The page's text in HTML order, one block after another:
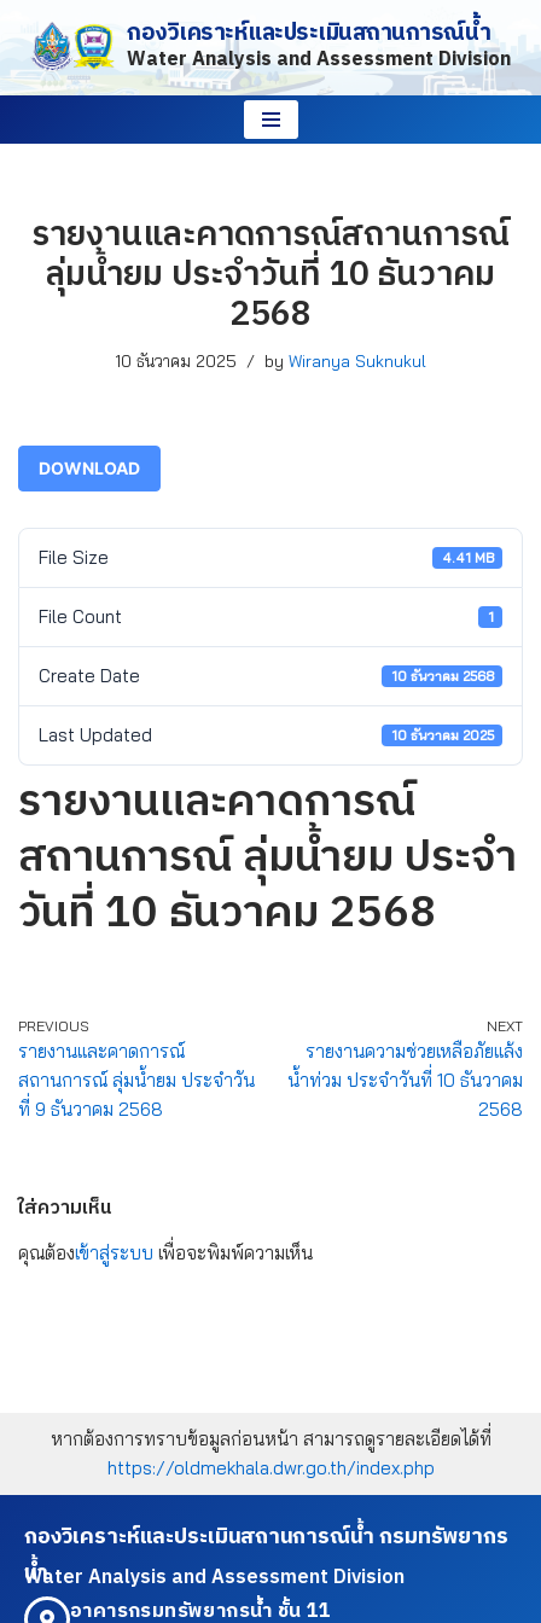
Skip
to
กองวิเคราะห์และประเมินสถานการณ์น้ำ
Water Analysis and Assessment Division
รายงานและคาดการณ์สถานการณ์
ลุ่มน้ำยม ประจำวันที่ 10 ธันวาคม
2568
10 ธันวาคม 2025 by Wiranya Suknukul
DOWNLOAD
File Size 4.41 MB
File Count 1
Create Date 10 ธันวาคม 2568
Last Updated 10 ธันวาคม 2025
รายงานและคาดการณ์
สถานการณ์ ลุ่มน้ำยม ประจำ
วันที่ 10 ธันวาคม 2568
PREVIOUS
รายงานและคาดการณ์
สถานการณ์ ลุ่มน้ำยม ประจำวัน
ที่ 9 ธันวาคม 2568
NEXT
รายงานความช่วยเหลือภัยแล้ง
น้ำท่วม ประจำวันที่ 10 ธันวาคม
2568
ใส่ความเห็น
คุณต้องเข้าสู่ระบบ เพื่อจะพิมพ์ความเห็น
หากต้องการทราบข้อมูลก่อนหน้า สามารถดูรายละเอียดได้ที่
https://oldmekhala.dwr.go.th/index.php
กองวิเคราะห์และประเมินสถานการณ์น้ำ กรมทรัพยากร
น้ำ
Water Analysis and Assessment Division
อาคารกรมทรัพยากรน้ำ ชั้น 11